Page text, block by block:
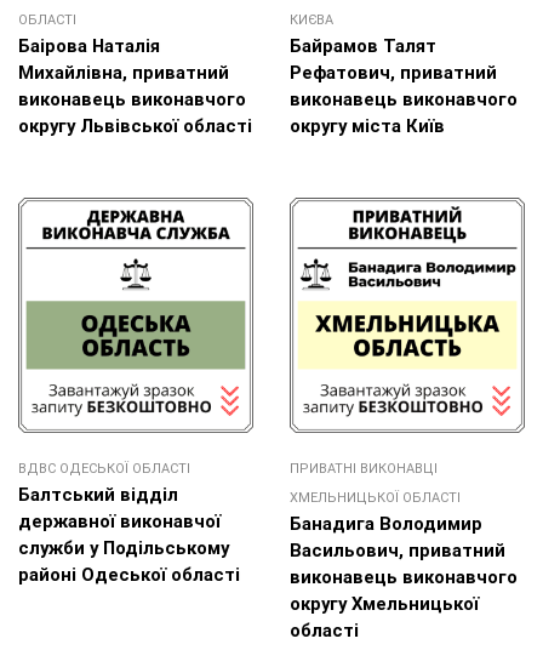
ОБЛАСТІ
Баірова Наталія
Михайлівна, приватний
виконавець виконавчого
округу Львівської області
КИЄВА
Байрамов Талят
Рефатович, приватний
виконавець виконавчого
округу міста Київ
ВДВС ОДЕСЬКОЇ ОБЛАСТІ
Балтський відділ
державної виконавчої
служби у Подільському
районі Одеської області
ПРИВАТНІ ВИКОНАВЦІ
ХМЕЛЬНИЦЬКОЇ ОБЛАСТІ
Банадига Володимир
Васильович, приватний
виконавець виконавчого
округу Хмельницької
області